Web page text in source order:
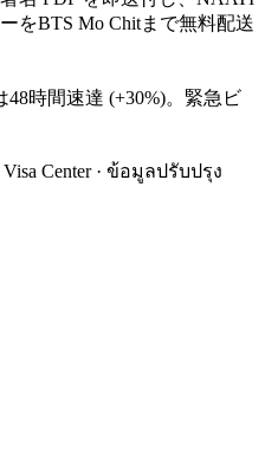
をBTS Mo Chitまで無料配送
48時間速達 (+30%)。緊急ビ
Center · ข้อมูลปรับปรุง